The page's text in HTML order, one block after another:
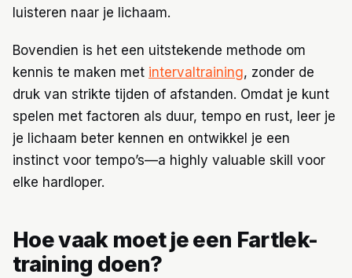
luisteren naar je lichaam.
Bovendien is het een uitstekende methode om
kennis te maken met intervaltraining, zonder de
druk van strikte tijden of afstanden. Omdat je kunt
spelen met factoren als duur, tempo en rust, leer je
je lichaam beter kennen en ontwikkel je een
instinct voor tempo’s—a highly valuable skill voor
elke hardloper.
Hoe vaak moet je een Fartlek-
training doen?